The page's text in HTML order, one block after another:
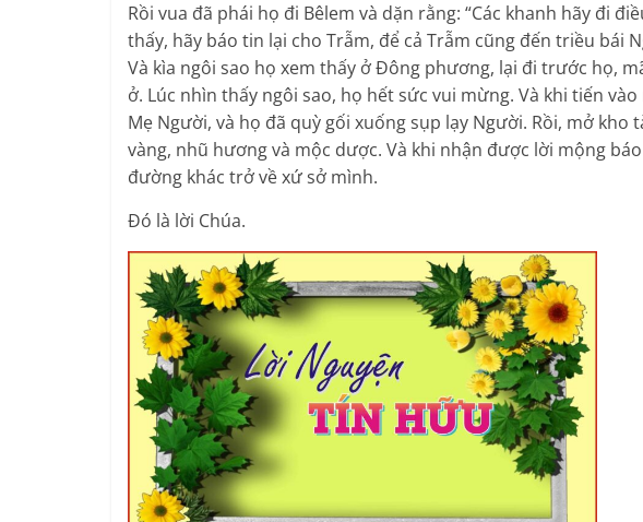
Rồi vua đã phái họ đi Bêlem và dặn rằng: “Các khanh hãy đi
thấy, hãy báo tin lại cho Trẫm, để cả Trẫm cũng đến triều bái
Và kìa ngôi sao họ xem thấy ở Đông phương, lại đi trước họ,
ở. Lúc nhìn thấy ngôi sao, họ hết sức vui mừng. Và khi tiến
Mẹ Người, và họ đã quỳ gối xuống sụp lạy Người. Rồi, mở kho
vàng, nhũ hương và mộc dược. Và khi nhận được lời mộng
đường khác trở về xứ sở mình.
Đó là lời Chúa.